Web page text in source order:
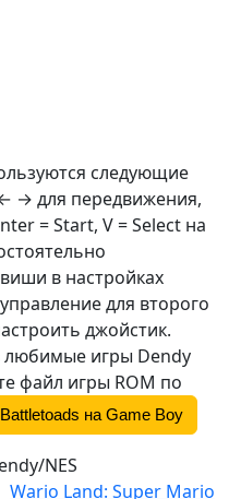
следующие
→ для передвижения,
= Start, V = Select на
в настройках
для второго
джойстик.
любимые игры Dendy
файл игры ROM по
на Game Boy
NES
Wario Land: Super Mario